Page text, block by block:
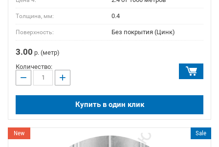
Толщина, мм: 0.4
Поверхность: Без покрытия (Цинк)
3.00 р. (метр)
Количество:
− +
Купить в один клик
New Sale